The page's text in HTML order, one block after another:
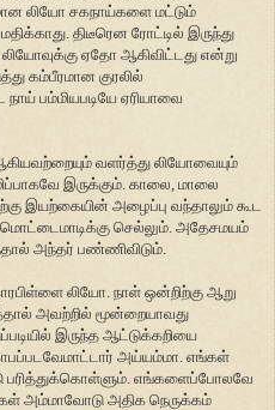
லியோ சகநாய்களை மட்டும்
திடீரென ரோட்டில் இருந்து
ஏதோ ஆகிவிட்டது என்று
கம்பீரமான குரலில்
பம்மியபடியே ஏரியாவை
வளர்த்து லியோவையும்
இருக்கும். காலை, மாலை
இயற்கையின் அழைப்பு வந்தாலும் கூட
மொட்டைமாடிக்கு செல்லும். அதேசமயம்
அந்தர் பண்ணிவிடும்.
லியோ. நாள் ஒன்றிற்கு ஆறு
அவற்றில் மூன்றையாவது
இருந்த ஆட்டுக்கறியை
அய்யம்மா. எங்கள்
பரித்துக்கொள்ளும். எங்களைப்போலவே
அம்மாவோடு அதிக நெருக்கம்